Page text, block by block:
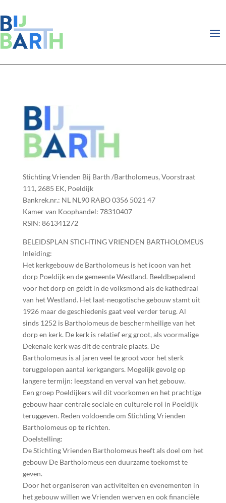
Stichting Vrienden Bij Barth /Bartholomeus, Voorstraat
111, 2685 EK, Poeldijk
Bankrek.nr.: NL NL90 RABO 0356 5021 47
Kamer van Koophandel: 78310407
RSIN: 861341272
BELEIDSPLAN STICHTING VRIENDEN BARTHOLOMEUS
Inleiding:
Het kerkgebouw de Bartholomeus is het icoon van het
dorp Poeldijk en de gemeente Westland. Beeldbepalend
voor het dorp en geldt in de volksmond als de kathedraal
van het Westland. Het laat-neogotische gebouw stamt uit
1926 maar de geschiedenis gaat veel verder terug. Al
sinds 1252 is Bartholomeus de beschermheilige van het
dorp en kerk. De kerk is relatief erg groot, als voormalige
Dekenale kerk was dit de centrale plaats. De
Bartholomeus is al jaren veel te groot voor het sterk
teruggelopen aantal kerkgangers. Mogelijk gevolg op
langere termijn: leegstand en verval van het gebouw.
Een groep Poeldijkers wil dit voorkomen en het prachtige
gebouw haar centrale sociale en culturele rol in Poeldijk
teruggeven. Reden voldoende om Stichting Vrienden
Bartholomeus op te richten.
Doelstelling:
De Stichting Vrienden Bartholomeus heeft als doel om het
gebouw De Bartholomeus een duurzame toekomst te
geven.
Door het organiseren van activiteiten en evenementen in
het gebouw willen we Vrienden werven en ook financiële